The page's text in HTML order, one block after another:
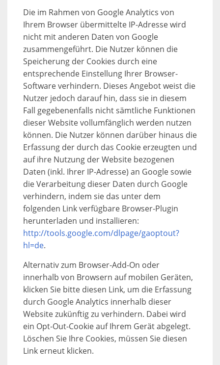
Die im Rahmen von Google Analytics von
Ihrem Browser übermittelte IP-Adresse wird
nicht mit anderen Daten von Google
zusammengeführt. Die Nutzer können die
Speicherung der Cookies durch eine
entsprechende Einstellung Ihrer Browser-
Software verhindern. Dieses Angebot weist die
Nutzer jedoch darauf hin, dass sie in diesem
Fall gegebenenfalls nicht sämtliche Funktionen
dieser Website vollumfänglich werden nutzen
können. Die Nutzer können darüber hinaus die
Erfassung der durch das Cookie erzeugten und
auf ihre Nutzung der Website bezogenen
Daten (inkl. Ihrer IP-Adresse) an Google sowie
die Verarbeitung dieser Daten durch Google
verhindern, indem sie das unter dem
folgenden Link verfügbare Browser-Plugin
herunterladen und installieren:
http://tools.google.com/dlpage/gaoptout?
hl=de.
Alternativ zum Browser-Add-On oder
innerhalb von Browsern auf mobilen Geräten,
klicken Sie bitte diesen Link, um die Erfassung
durch Google Analytics innerhalb dieser
Website zukünftig zu verhindern. Dabei wird
ein Opt-Out-Cookie auf Ihrem Gerät abgelegt.
Löschen Sie Ihre Cookies, müssen Sie diesen
Link erneut klicken.